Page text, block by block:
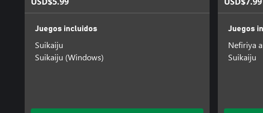
Juegos incluidos
Suikaiju
Suikaiju (Windows)
Juegos
Nefiriya
Suikaiju